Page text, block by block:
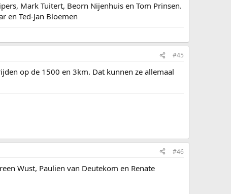
Mark Tuitert, Beorn Nijenhuis en Tom Prinsen.
en Ted-Jan Bloemen
#45
op de 1500 en 3km. Dat kunnen ze allemaal
#46
Wust, Paulien van Deutekom en Renate